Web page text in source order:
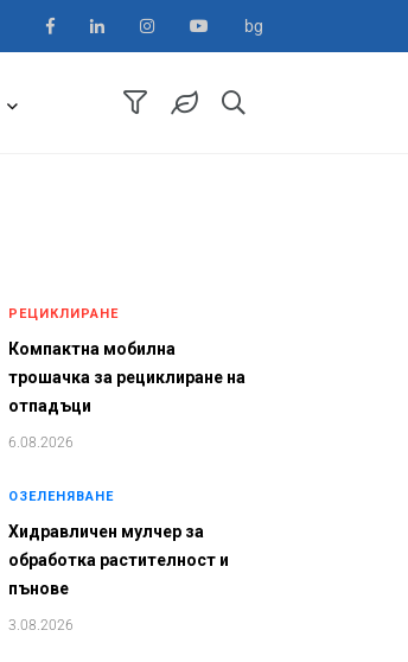
bg
РЕЦИКЛИРАНЕ
Компактна мобилна
трошачка за рециклиране на
отпадъци
6.08.2026
ОЗЕЛЕНЯВАНЕ
Хидравличен мулчер за
обработка растителност и
пънове
3.08.2026